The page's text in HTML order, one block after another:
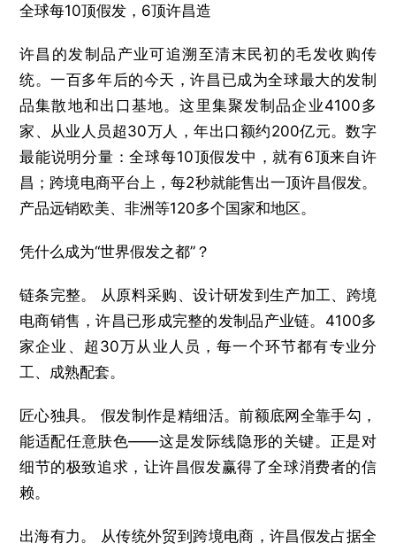
全球每10顶假发，6顶许昌造
许昌的发制品产业可追溯至清末民初的毛发收购传
统。一百多年后的今天，许昌已成为全球最大的发制
品集散地和出口基地。这里集聚发制品企业4100多
家、从业人员超30万人，年出口额约200亿元。数字
最能说明分量：全球每10顶假发中，就有6顶来自许
昌；跨境电商平台上，每2秒就能售出一顶许昌假发。
产品远销欧美、非洲等120多个国家和地区。
凭什么成为“世界假发之都”？
链条完整。 从原料采购、设计研发到生产加工、跨境
电商销售，许昌已形成完整的发制品产业链。4100多
家企业、超30万从业人员，每一个环节都有专业分
工、成熟配套。
匠心独具。 假发制作是精细活。前额底网全靠手勾，
能适配任意肤色——这是发际线隐形的关键。正是对
细节的极致追求，让许昌假发赢得了全球消费者的信
赖。
出海有力。 从传统外贸到跨境电商，许昌假发占据全